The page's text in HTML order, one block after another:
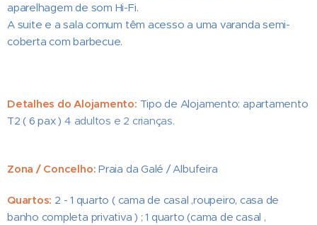
aparelhagem de som Hi-Fi.
A suite e a sala comum têm acesso a uma varanda semi-
coberta com barbecue.
Detalhes do Alojamento: Tipo de Alojamento: apartamento
T2 ( 6 pax ) 4 adultos e 2 crianças.
Zona / Concelho: Praia da Galé / Albufeira
Quartos: 2 - 1 quarto ( cama de casal ,roupeiro, casa de
banho completa privativa ) ; 1 quarto (cama de casal ,